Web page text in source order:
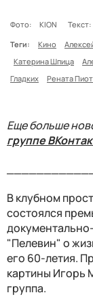
Фото: KION Текст:
Теги:
Кино
Катерина Шпица
Гладких
Рената
Еще больше
группе
В клубном
состоялся
"Пелевин" о
его 60-летия.
картины Игорь
группа.